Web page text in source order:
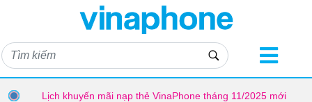
Lịch khuyến mãi nạp thẻ VinaPhone tháng 11/2025 mới